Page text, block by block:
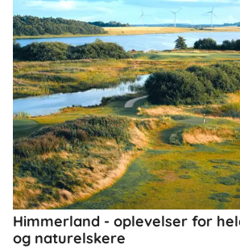
Himmerland - oplevelser for
og naturelskere